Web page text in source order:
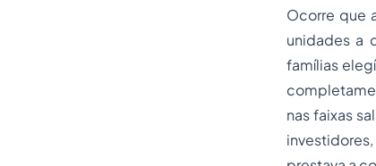
Ocorre que
unidades a
famílias
nas faixas